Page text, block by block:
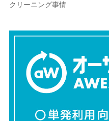
クリーニング事情